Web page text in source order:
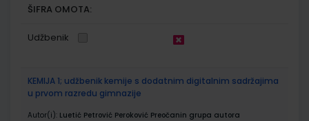
ŠIFRA OMOTA:
Udžbenik
KEMIJA 1; udžbenik kemije s dodatnim digitalnim sadržajima
u prvom razredu gimnazije
Autor(i): Luetić Petrović Peroković Preočanin grupa autora